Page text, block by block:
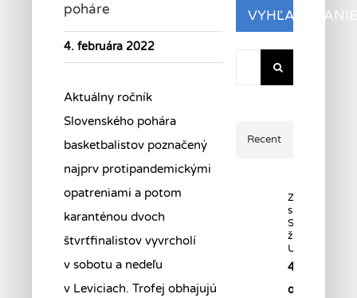
poháre
4. februára 2022
Aktuálny ročník
Slovenského pohára
basketbalistov poznačený
najprv protipandemickými
opatreniami a potom
karanténou dvoch
štvrťfinalistov vyvrcholí
v sobotu a nedeľu
v Leviciach. Trofej obhajujú
VYHĽADÁVANIE
Recent
Začala
súťaž
Starších
žiačok
U15.
4.
októbra